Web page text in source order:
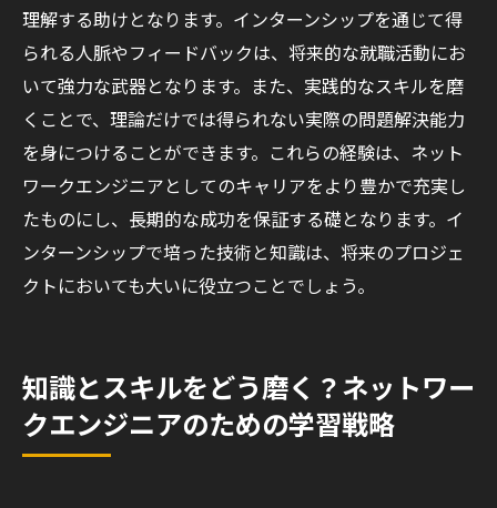
理解する助けとなります。インターンシップを通じて得
られる人脈やフィードバックは、将来的な就職活動にお
いて強力な武器となります。また、実践的なスキルを磨
くことで、理論だけでは得られない実際の問題解決能力
を身につけることができます。これらの経験は、ネット
ワークエンジニアとしてのキャリアをより豊かで充実し
たものにし、長期的な成功を保証する礎となります。イ
ンターンシップで培った技術と知識は、将来のプロジェ
クトにおいても大いに役立つことでしょう。
知識とスキルをどう磨く？ネットワー
クエンジニアのための学習戦略